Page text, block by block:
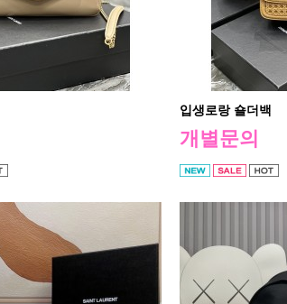
입생로랑 숄더백
개별문의